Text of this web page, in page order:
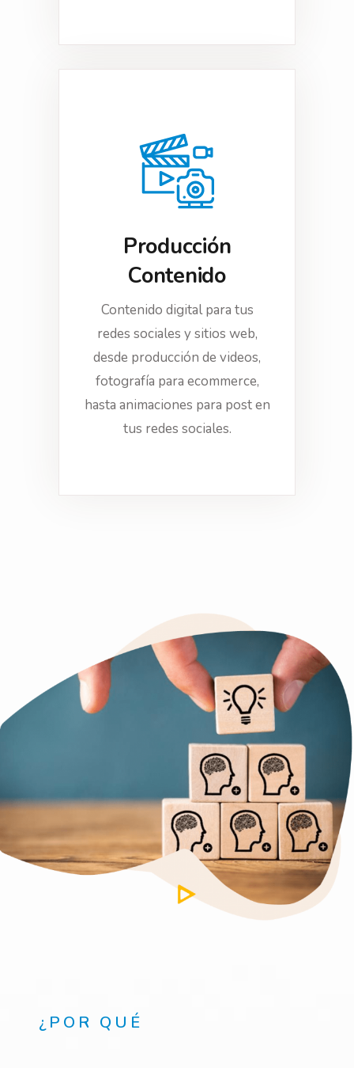
Producción
Contenido
Contenido digital para tus
redes sociales y sitios web,
desde producción de videos,
fotografía para ecommerce,
hasta animaciones para post en
tus redes sociales.
¿POR QUÉ